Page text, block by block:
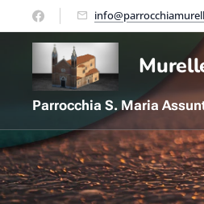
Parrocchia S. Maria